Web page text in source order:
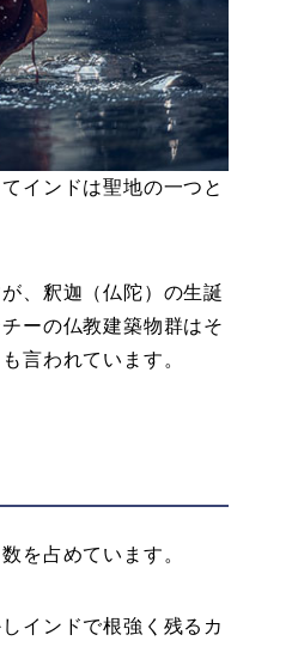
インドは聖地の一つと
、釈迦（仏陀）の生誕
ーの仏教建築物群はそ
言われています。
を占めています。
インドで根強く残るカ